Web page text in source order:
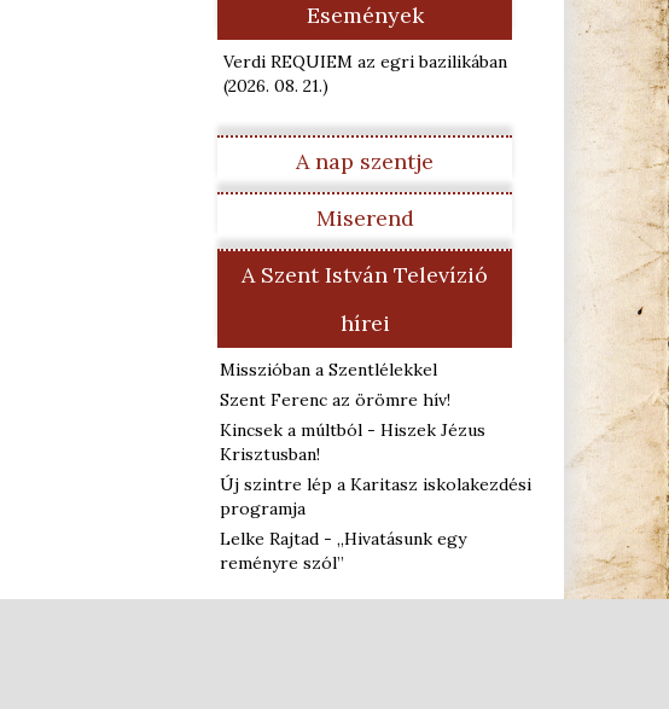
Események
Verdi REQUIEM az egri bazilikában
(2026. 08. 21.)
A nap szentje
Miserend
A Szent István Televízió
hírei
Misszióban a Szentlélekkel
Szent Ferenc az örömre hív!
Kincsek a múltból - Hiszek Jézus
Krisztusban!
Új szintre lép a Karitasz iskolakezdési
programja
Lelke Rajtad - „Hivatásunk egy
reményre szól”